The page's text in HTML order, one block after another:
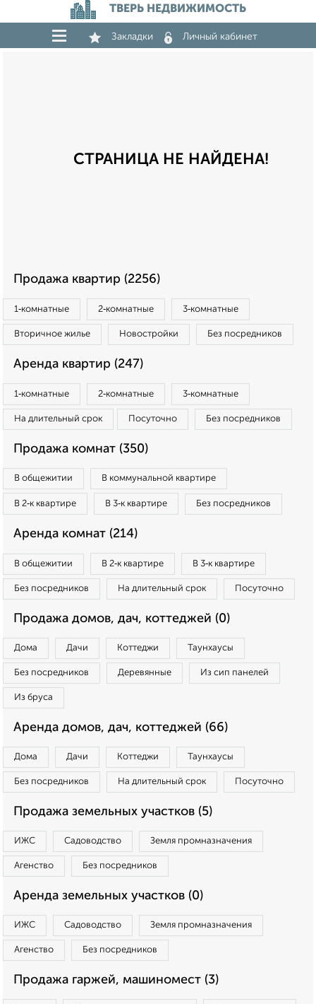
ТВЕРЬ НЕДВИЖИМОСТЬ
Закладки Личный кабинет
СТРАНИЦА НЕ НАЙДЕНА!
Продажа квартир (2256)
1‑комнатные 2‑комнатные 3‑комнатные
Вторичное жилье Новостройки Без посредников
Аренда квартир (247)
1‑комнатные 2‑комнатные 3‑комнатные
На длительный срок Посуточно Без посредников
Продажа комнат (350)
В общежитии В коммунальной квартире
В 2‑к квартире В 3‑к квартире Без посредников
Аренда комнат (214)
В общежитии В 2‑к квартире В 3‑к квартире
Без посредников На длительный срок Посуточно
Продажа домов, дач, коттеджей (0)
Дома Дачи Коттеджи Таунхаусы
Без посредников Деревянные Из сип панелей
Из бруса
Аренда домов, дач, коттеджей (66)
Дома Дачи Коттеджи Таунхаусы
Без посредников На длительный срок Посуточно
Продажа земельных участков (5)
ИЖС Садоводство Земля промназначения
Агенство Без посредников
Аренда земельных участков (0)
ИЖС Садоводство Земля промназначения
Агенство Без посредников
Продажа гаржей, машиномест (3)